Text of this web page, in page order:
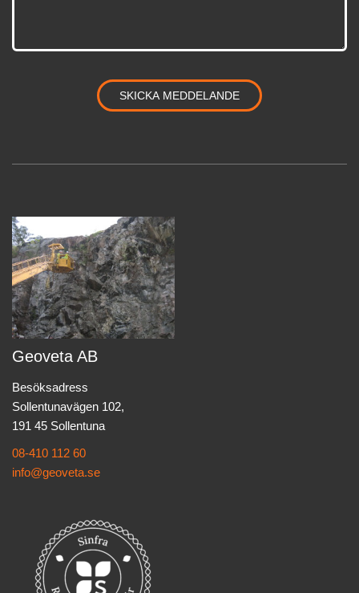
Geoveta AB
Besöksadress
Sollentunavägen 102,
191 45 Sollentuna
08-410 112 60
info@geoveta.se